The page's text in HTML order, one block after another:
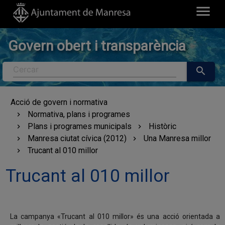
menu
Govern obert i transparència
Cercar
search
Acció de govern i normativa
Normativa, plans i programes
Plans i programes municipals
Històric
Manresa ciutat cívica (2012)
Una Manresa millor
Trucant al 010 millor
Trucant al 010 millor
La campanya «Trucant al 010 millor» és una acció orientada a